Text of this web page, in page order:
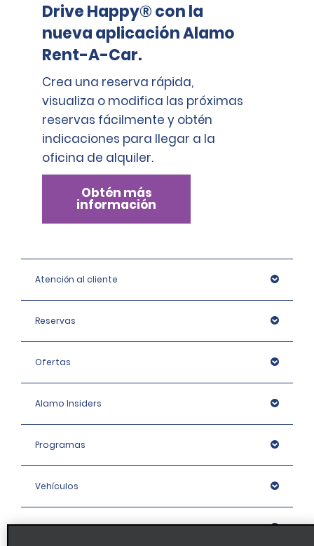
Drive Happy® con la
nueva aplicación Alamo
Rent-A-Car.
Crea una reserva rápida,
visualiza o modifica las próximas
reservas fácilmente y obtén
indicaciones para llegar a la
oficina de alquiler.
Obtén más
información
Atención al cliente
Reservas
Ofertas
Alamo Insiders
Programas
Vehículos
Oficinas